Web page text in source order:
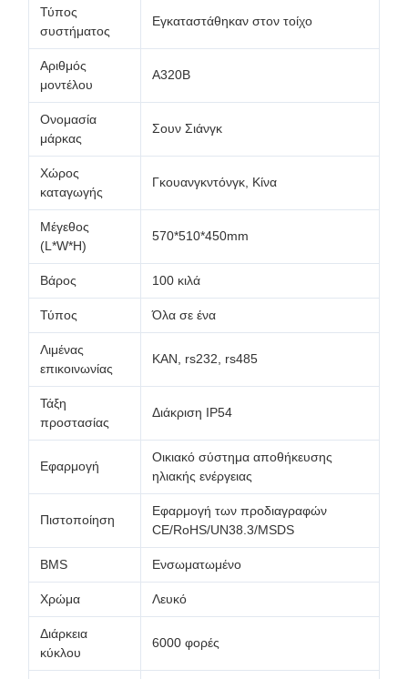
Τύπος
συστήματος
Εγκαταστάθηκαν στον τοίχο
Αριθμός
μοντέλου
Α320Β
Ονομασία
μάρκας
Σουν Σιάνγκ
Χώρος
καταγωγής
Γκουανγκντόνγκ, Κίνα
Μέγεθος
(L*W*H)
570*510*450mm
Βάρος 100 κιλά
Τύπος Όλα σε ένα
Λιμένας
επικοινωνίας
ΚΑΝ, rs232, rs485
Τάξη
προστασίας
Διάκριση IP54
Εφαρμογή
Οικιακό σύστημα αποθήκευσης
ηλιακής ενέργειας
Πιστοποίηση
Εφαρμογή των προδιαγραφών
CE/RoHS/UN38.3/MSDS
BMS Ενσωματωμένο
Χρώμα Λευκό
Διάρκεια
κύκλου
6000 φορές